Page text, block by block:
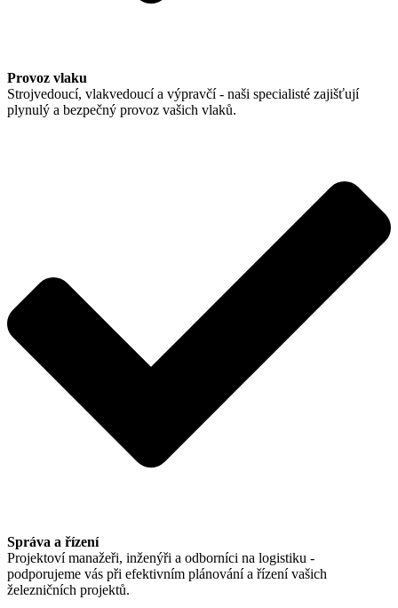
Provoz vlaku
Strojvedoucí, vlakvedoucí a výpravčí - naši specialisté zajišťují
plynulý a bezpečný provoz vašich vlaků.
Správa a řízení
Projektoví manažeři, inženýři a odborníci na logistiku -
podporujeme vás při efektivním plánování a řízení vašich
železničních projektů.